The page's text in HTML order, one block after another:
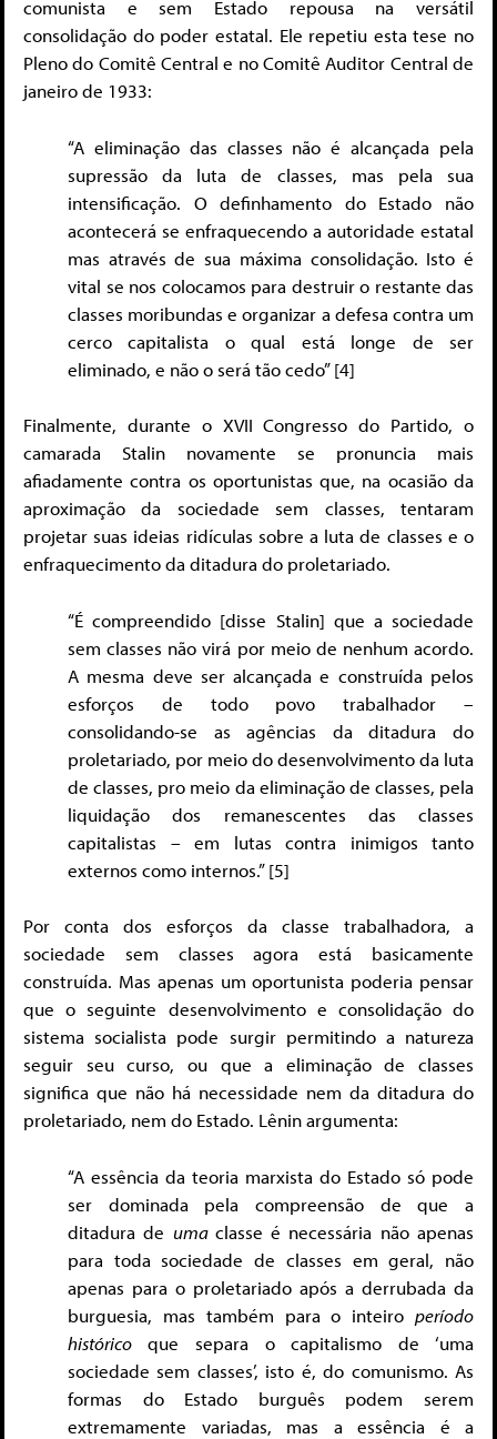
comunista e sem Estado repousa na versátil
consolidação do poder estatal. Ele repetiu esta tese no
Pleno do Comitê Central e no Comitê Auditor Central de
janeiro de 1933:
“A eliminação das classes não é alcançada pela
supressão da luta de classes, mas pela sua
intensificação. O definhamento do Estado não
acontecerá se enfraquecendo a autoridade estatal
mas através de sua máxima consolidação. Isto é
vital se nos colocamos para destruir o restante das
classes moribundas e organizar a defesa contra um
cerco capitalista o qual está longe de ser
eliminado, e não o será tão cedo” [4]
Finalmente, durante o XVII Congresso do Partido, o
camarada Stalin novamente se pronuncia mais
afiadamente contra os oportunistas que, na ocasião da
aproximação da sociedade sem classes, tentaram
projetar suas ideias ridículas sobre a luta de classes e o
enfraquecimento da ditadura do proletariado.
“É compreendido [disse Stalin] que a sociedade
sem classes não virá por meio de nenhum acordo.
A mesma deve ser alcançada e construída pelos
esforços de todo povo trabalhador –
consolidando-se as agências da ditadura do
proletariado, por meio do desenvolvimento da luta
de classes, pro meio da eliminação de classes, pela
liquidação dos remanescentes das classes
capitalistas – em lutas contra inimigos tanto
externos como internos.” [5]
Por conta dos esforços da classe trabalhadora, a
sociedade sem classes agora está basicamente
construída. Mas apenas um oportunista poderia pensar
que o seguinte desenvolvimento e consolidação do
sistema socialista pode surgir permitindo a natureza
seguir seu curso, ou que a eliminação de classes
significa que não há necessidade nem da ditadura do
proletariado, nem do Estado. Lênin argumenta:
“A essência da teoria marxista do Estado só pode
ser dominada pela compreensão de que a
ditadura de uma classe é necessária não apenas
para toda sociedade de classes em geral, não
apenas para o proletariado após a derrubada da
burguesia, mas também para o inteiro período
histórico que separa o capitalismo de ‘uma
sociedade sem classes’, isto é, do comunismo. As
formas do Estado burguês podem serem
extremamente variadas, mas a essência é a